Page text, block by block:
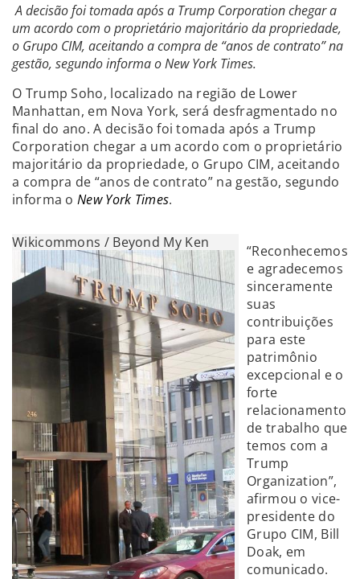
A decisão foi tomada após a Trump Corporation chegar a
um acordo com o proprietário majoritário da propriedade,
o Grupo CIM, aceitando a compra de “anos de contrato” na
gestão, segundo informa o New York Times.
O Trump Soho, localizado na região de Lower
Manhattan, em Nova York, será desfragmentado no
final do ano. A decisão foi tomada após a Trump
Corporation chegar a um acordo com o proprietário
majoritário da propriedade, o Grupo CIM, aceitando
a compra de “anos de contrato” na gestão, segundo
informa oNew York Times.
Wikicommons / Beyond My Ken
“Reconhecemos
e agradecemos
sinceramente
suas
contribuições
para este
patrimônio
excepcional e o
forte
relacionamento
de trabalho que
temos com a
Trump
Organization”,
afirmou o vice-
presidente do
Grupo CIM, Bill
Doak, em
comunicado.